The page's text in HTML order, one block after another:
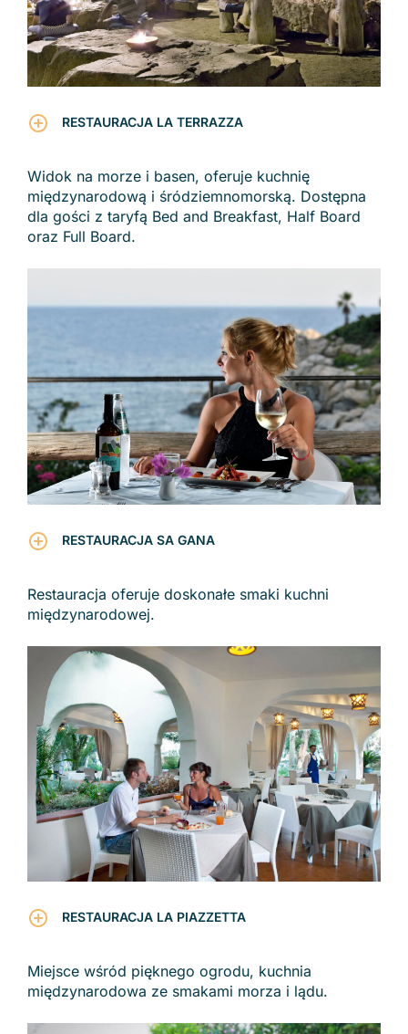
RESTAURACJA LA TERRAZZA
Widok na morze i basen, oferuje kuchnię
międzynarodową i śródziemnomorską. Dostępna
dla gości z taryfą Bed and Breakfast, Half Board
oraz Full Board.
RESTAURACJA SA GANA
Restauracja oferuje doskonałe smaki kuchni
międzynarodowej.
RESTAURACJA LA PIAZZETTA
Miejsce wśród pięknego ogrodu, kuchnia
międzynarodowa ze smakami morza i lądu.